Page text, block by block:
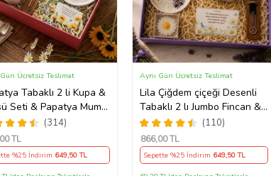
Tabaklı 2 li Kupa &
Seti & Papatya Mum
Kart (314)
Ücretsiz Teslimat
TL
%25 İndirim 649,50 TL
Lila Çiğdem çiçeği Desenli
Tabaklı 2 lı Jumbo Fincan &
Tütsü Seti & Papatya Mum
&
(110)
Aynı Gün Ücretsiz Teslimat
866,00 TL
Sepette %25 İndirim 649,50 TL